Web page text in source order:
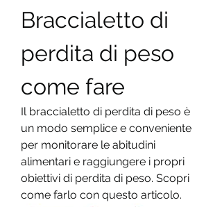
Braccialetto di
perdita di peso
come fare
Il braccialetto di perdita di peso è
un modo semplice e conveniente
per monitorare le abitudini
alimentari e raggiungere i propri
obiettivi di perdita di peso. Scopri
come farlo con questo articolo.